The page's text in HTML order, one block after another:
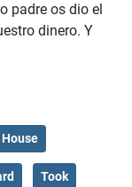
padre os dio el
dinero. Y
House
Took